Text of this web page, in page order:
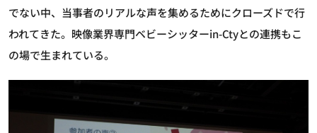
でない中、当事者のリアルな声を集めるためにクローズドで行
われてきた。映像業界専門ベビーシッターin-Ctyとの連携もこ
の場で生まれている。